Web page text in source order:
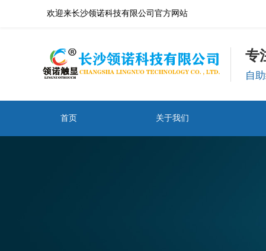
欢迎来长沙领诺科技有限公司官方网站
专
自助
首页 关于我们